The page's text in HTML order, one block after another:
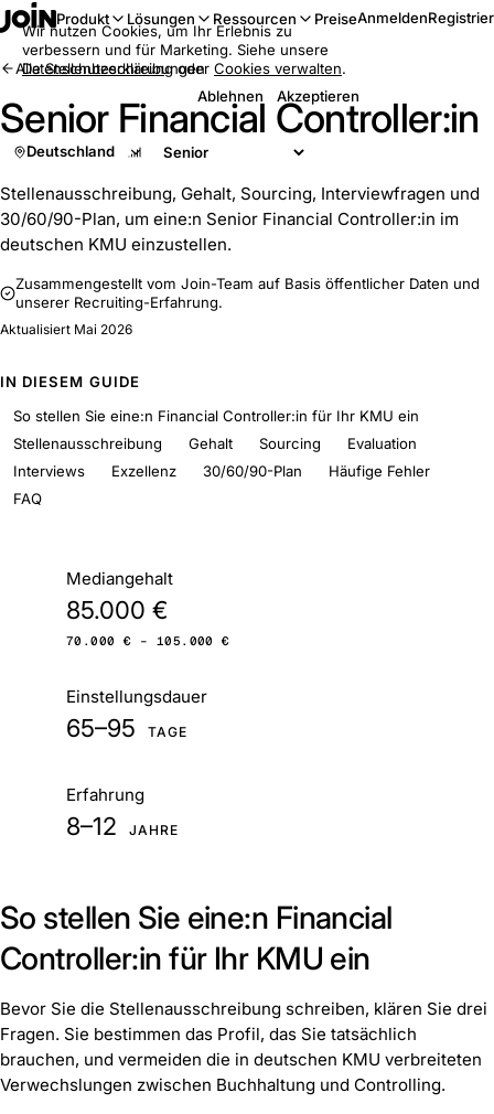
Produkt Lösungen Ressourcen PreiseAnmelden
Alle Stellenbeschreibungen
Senior Financial Controller:in
Deutschland
Stellenausschreibung, Gehalt, Sourcing, Interviewfragen und
30/60/90-Plan, um eine:n Senior Financial Controller:in im
deutschen KMU einzustellen.
Zusammengestellt vom Join-Team auf Basis öffentlicher Daten und
unserer Recruiting-Erfahrung.
Aktualisiert Mai 2026
IN DIESEM GUIDE
So stellen Sie eine:n Financial Controller:in für Ihr KMU ein
Stellenausschreibung
Gehalt Sourcing
Evaluation
Interviews
Exzellenz 30/60/90-Plan
Häufige Fehler
FAQ
Mediangehalt
85.000 €
70.000 € – 105.000 €
Einstellungsdauer
65–95 TAGE
Erfahrung
8–12 JAHRE
So stellen Sie eine:n Financial
Controller:in für Ihr KMU ein
Bevor Sie die Stellenausschreibung schreiben, klären Sie drei
Fragen. Sie bestimmen das Profil, das Sie tatsächlich
brauchen, und vermeiden die in deutschen KMU verbreiteten
Verwechslungen zwischen Buchhaltung und Controlling.
Wir nutzen Cookies, um Ihr Erlebnis zu
verbessern und für Marketing. Siehe unsere
Datenschutzerklärungoder Cookies verwalten.
Ablehnen
Akzeptieren